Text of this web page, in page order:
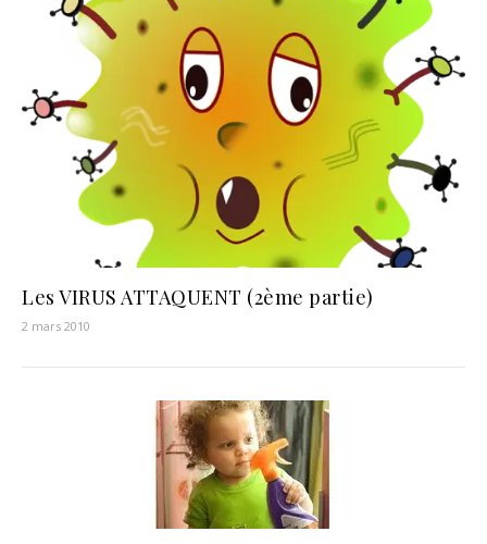
Les VIRUS ATTAQUENT (2ème partie)
2 mars 2010